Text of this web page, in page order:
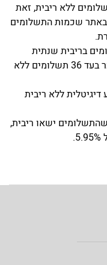
לשלם בכרטיס אשראי עד 12 תשלומים ללא ריבית, זאת
באתר שכמות התשלומים
לשלם ב- 24 וב- 36 תשלומים בריבית שנתית
בשיעור של 5.95% (אלא אם המוצר נמכר בעד 36 תשלומים ללא
קבע דיגיטלית ללא ריבית
ישאו ריבית,